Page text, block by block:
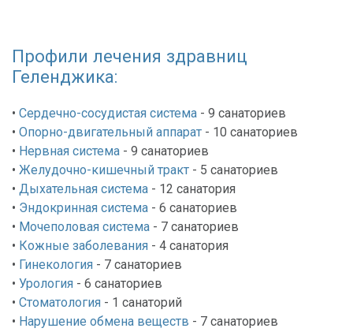
Профили лечения здравниц
Геленджика:
• Сердечно-сосудистая система - 9 санаториев
• Опорно-двигательный аппарат - 10 санаториев
• Нервная система - 9 санаториев
• Желудочно-кишечный тракт - 5 санаториев
• Дыхательная система - 12 санатория
• Эндокринная система - 6 санаториев
• Мочеполовая система - 7 санаториев
• Кожные заболевания - 4 санатория
• Гинекология - 7 санаториев
• Урология - 6 санаториев
• Стоматология - 1 санаторий
• Нарушение обмена веществ - 7 санаториев